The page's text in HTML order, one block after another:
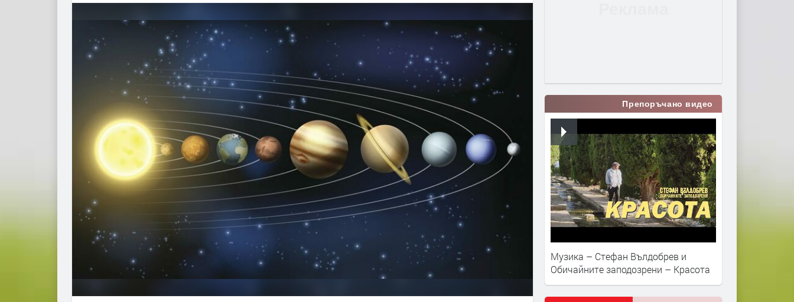
Препоръчано видео
Музика – Стефан Вълдобрев и
Обичайните заподозрени – Красота